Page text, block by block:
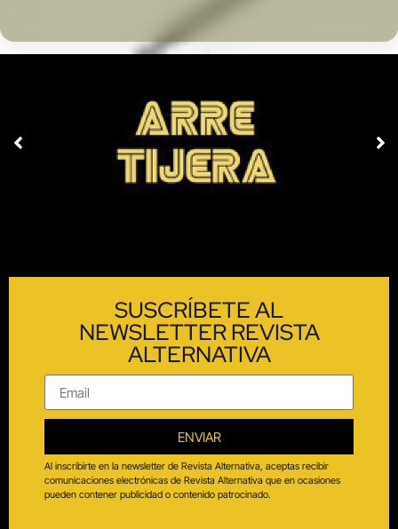
SUSCRÍBETE AL
NEWSLETTER REVISTA
ALTERNATIVA
ENVIAR
Al inscribirte en la newsletter de Revista Alternativa, aceptas recibir
comunicaciones electrónicas de Revista Alternativa que en ocasiones
pueden contener publicidad o contenido patrocinado.